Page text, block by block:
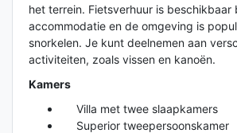
het terrein. Fietsverhuur is beschikbaar
accommodatie en de omgeving is
snorkelen. Je kunt deelnemen aan
activiteiten, zoals vissen en kanoën.
Kamers
Villa met twee slaapkamers
Superior tweepersoonskamer